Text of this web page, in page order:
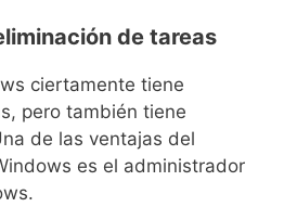
de tareas
ciertamente tiene
pero también tiene
de las ventajas del
es el administrador